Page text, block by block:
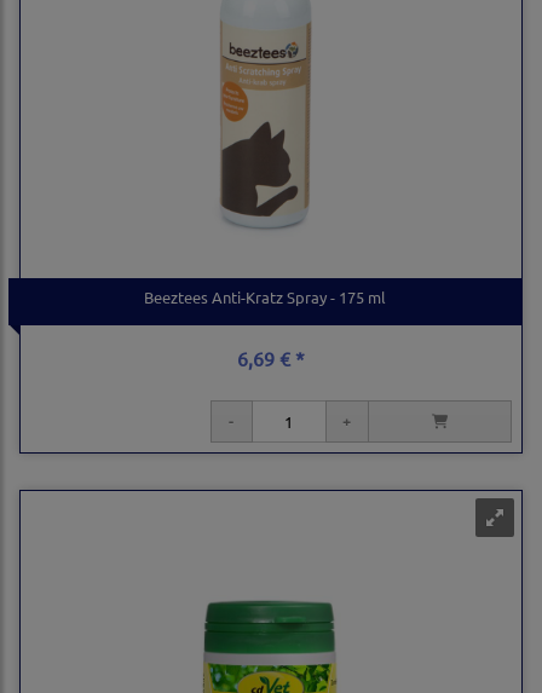
Beeztees Anti-Kratz Spray - 175 ml
6,69 € *